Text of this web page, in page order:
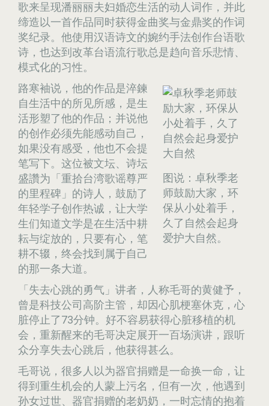
歌来呈现潘丽丽夫妇婚恋生活的动人词作，并此
缔造以一首作品同时获得金曲奖与金鼎奖的作词
奖纪录。他使用汉语诗文的婉约手法创作台语歌
诗，也达到改革台语流行歌总是趋向音乐悲情、
模式化的习性。
图说：卓秋季老
师鼓励大家，环
保从小处着手，
久了自然会起身
爱护大自然。
路寒袖说，他的作品是淬鍊
自生活中的所见所感，是生
活形塑了他的作品；并说他
的创作必须先能感动自己，
如果没有感受，他也不会提
笔写下。这位被文坛、诗坛
盛讚为「重拾台湾歌谣尊严
的里程碑」的诗人，鼓励了
年轻学子创作热诚，让大学
生们知道文学是在生活中耕
耘与绽放的，只要有心，笔
耕不辍，终会找到属于自己
的那一条大道。
「失去心跳的勇气」讲者，人称毛哥的黄健予，
曾是科技公司高阶主管，却因心肌梗塞休克，心
脏停止了73分钟。好不容易获得心脏移植的机
会，重新醒来的毛哥决定展开一百场演讲，跟听
众分享失去心跳后，他获得甚么。
毛哥说，很多人以为器官捐赠是一命换一命，让
得到重生机会的人蒙上污名，但有一次，他遇到
孙女过世、器官捐赠的老奶奶，一时忘情的抱着